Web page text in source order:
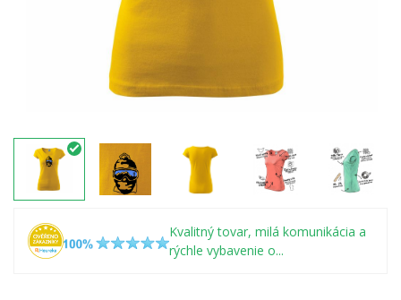
Kvalitný tovar, milá komunikácia a
rýchle vybavenie o...